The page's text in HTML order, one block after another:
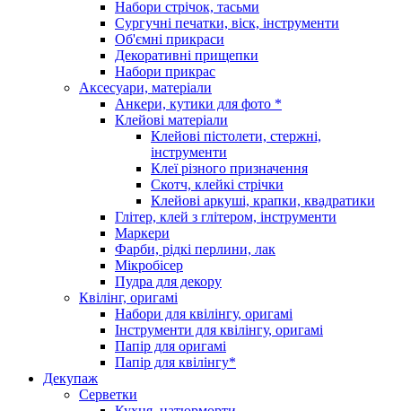
Набори стрічок, тасьми
Сургучні печатки, віск, інструменти
Об'ємні прикраси
Декоративні прищепки
Набори прикрас
Аксесуари, матеріали
Анкери, кутики для фото *
Клейові матеріали
Клейові пістолети, стержні,
інструменти
Клеї різного призначення
Скотч, клейкі стрічки
Клейові аркуші, крапки, квадратики
Глітер, клей з глітером, інструменти
Маркери
Фарби, рідкі перлини, лак
Мікробісер
Пудра для декору
Квілінг, оригамі
Набори для квілінгу, оригамі
Інструменти для квілінгу, оригамі
Папір для оригамі
Папір для квілінгу*
Декупаж
Серветки